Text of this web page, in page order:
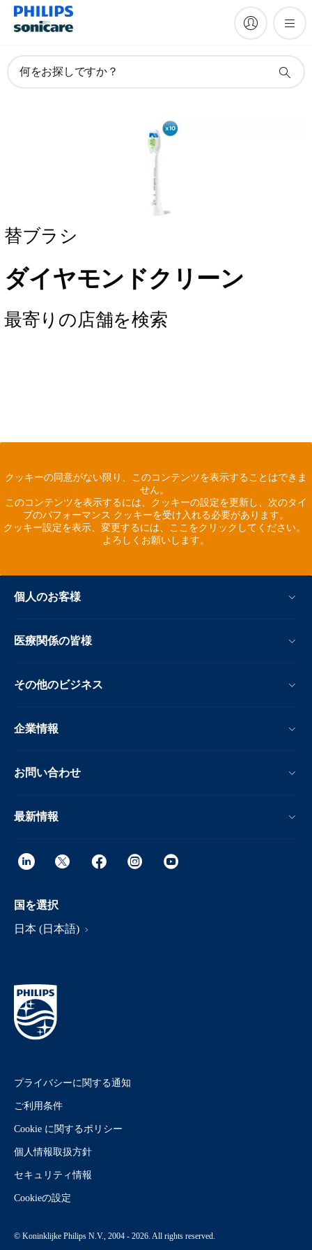
何をお探しですか？
替ブラシ
ダイヤモンドクリーン
最寄りの店舗を検索
クッキーの同意がない限り、このコンテンツを表示することはできま
せん。
このコンテンツを表示するには、クッキーの設定を更新し、次のタイ
プのパフォーマンス クッキーを受け入れる必要があります。
クッキー設定を表示、変更するには、ここをクリックしてください。
よろしくお願いします。
個人のお客様
医療関係の皆様
その他のビジネス
企業情報
お問い合わせ
最新情報
国を選択
日本 (日本語)
プライバシーに関する通知
ご利用条件
Cookie に関するポリシー
個人情報取扱方針
セキュリティ情報
Cookieの設定
© Koninklijke Philips N.V., 2004 - 2026. All rights reserved.